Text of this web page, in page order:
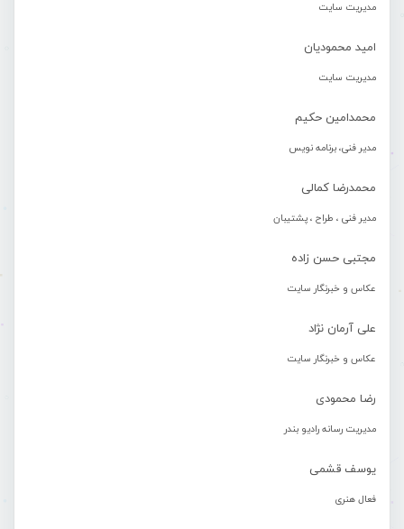
مدیریت سایت
امید محمودیان
مدیریت سایت
محمدامین حکیم
مدیر فنی، برنامه نویس
محمدرضا کمالی
مدیر فنی ، طراح ، پشتیبان
مجتبی حسن زاده
عکاس و خبرنگار سایت
علی آرمان نژاد
عکاس و خبرنگار سایت
رضا محمودی
مدیریت رسانه رادیو بندر
یوسف قشمی
فعال هنری